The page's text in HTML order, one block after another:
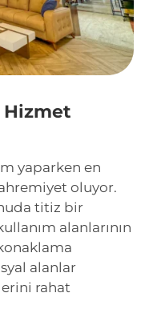
Hizmet
yaparken en
oluyor.
titiz bir
alanlarının
alanlar
rahat